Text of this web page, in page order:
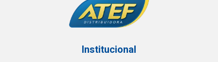
Institucional